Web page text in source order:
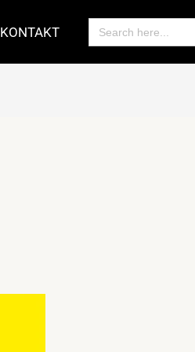
KONTAKT
Search
for: